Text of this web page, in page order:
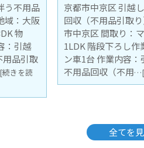
う不用品
域：京都
ン4階
：2ト
に伴う
読む]
神戸市灘区にて冷
機・キッチンボー
ていただきました
市灘区（マンショ
し作業） ●買取品
ア冷蔵庫 AQR-…[続
全てを